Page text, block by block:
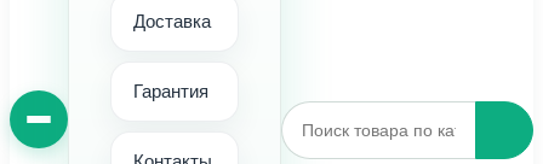
Доставка
Гарантия